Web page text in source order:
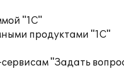
"1С"
продуктами "1С"
"Задать